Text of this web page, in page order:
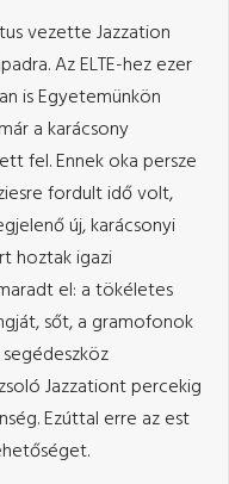
vezette Jazzation
Az ELTE-hez ezer
is Egyetemünkön
a karácsony
fel. Ennek oka persze
fordult idő volt,
új, karácsonyi
hoztak igazi
el: a tökéletes
sőt, a gramofonok
Jazzationt percekig
Ezúttal erre az est